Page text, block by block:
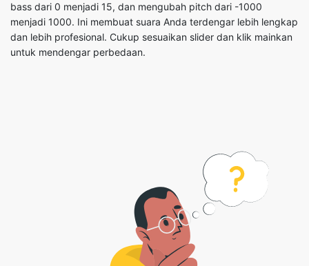
bass dari 0 menjadi 15, dan mengubah pitch dari -1000
menjadi 1000. Ini membuat suara Anda terdengar lebih lengkap
dan lebih profesional. Cukup sesuaikan slider dan klik mainkan
untuk mendengar perbedaan.